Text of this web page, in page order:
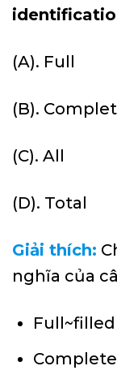
(A). Full
(B).
(C). All
(D). Total
Giải thích:
nghĩa của